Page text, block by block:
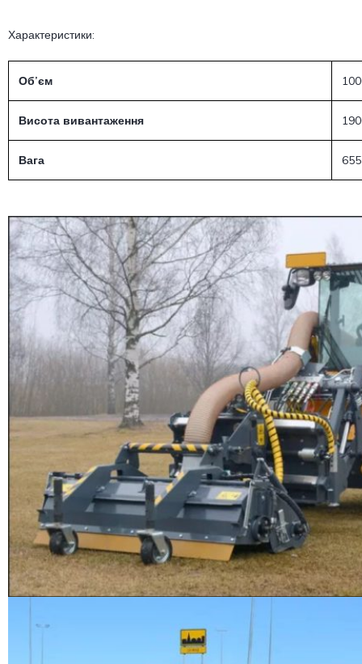
Характеристики:
Об’єм
Висота вивантаження
Вага 655